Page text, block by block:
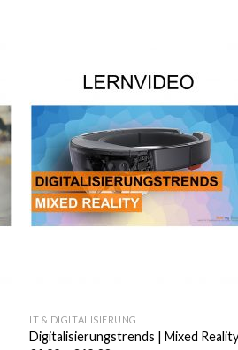
Auf die
Wunschliste
IT & DIGITALISIERUNG
Digitalisierungstrends | Mixed Reality